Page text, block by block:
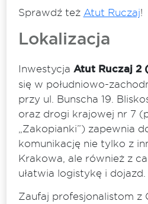
Sprawdź też Atut Ruczaj!
Lokalizacja
Inwestycja Atut Ruczaj 2
się w południowo-
przy ul. Bunscha 19.
oraz drogi krajowej nr 7
„Zakopianki”) zapewnia
komunikację nie tylko z
Krakowa, ale również z
ułatwia logistykę i dojazd.
Zaufaj profesjonalistom z